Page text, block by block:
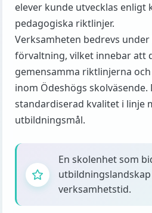
elever kunde utvecklas enligt
pedagogiska riktlinjer.
Verksamheten bedrevs
förvaltning, vilket innebar att
gemensamma riktlinjerna
inom Ödeshögs
standardiserad kvalitet i linje
utbildningsmål.
En skolenhet som
verksamhetstid.